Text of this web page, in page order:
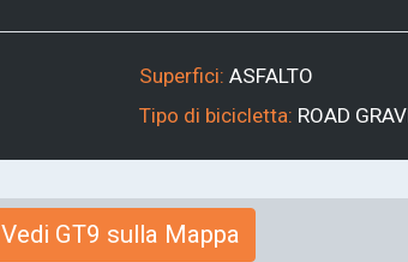
Superfici: ASFALTO
Tipo di bicicletta: ROAD
Vedi GT9 sulla Mappa